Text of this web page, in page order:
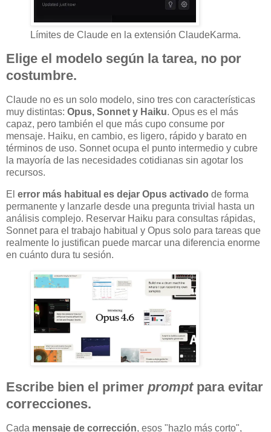
Límites de Claude en la extensión ClaudeKarma.
Elige el modelo según la tarea, no por
costumbre.
Claude no es un solo modelo, sino tres con características
muy distintas: Opus, Sonnet y Haiku. Opus es el más
capaz, pero también el que más cupo consume por
mensaje. Haiku, en cambio, es ligero, rápido y barato en
términos de uso. Sonnet ocupa el punto intermedio y cubre
la mayoría de las necesidades cotidianas sin agotar los
recursos.
El error más habitual es dejar Opus activado de forma
permanente y lanzarle desde una pregunta trivial hasta un
análisis complejo. Reservar Haiku para consultas rápidas,
Sonnet para el trabajo habitual y Opus solo para tareas que
realmente lo justifican puede marcar una diferencia enorme
en cuánto dura tu sesión.
Escribe bien el primer promptpara evitar
correcciones.
Cada mensaje de corrección, esos "hazlo más corto",